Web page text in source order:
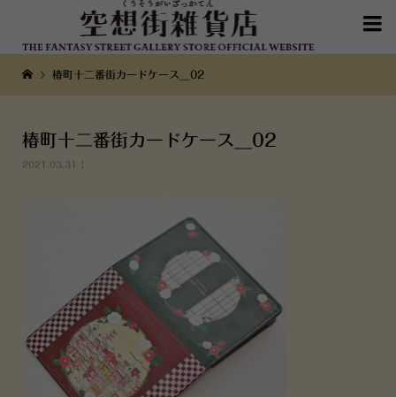

椿町十二番街カードケース__02
椿町十二番街カードケース__02
2021.03.31